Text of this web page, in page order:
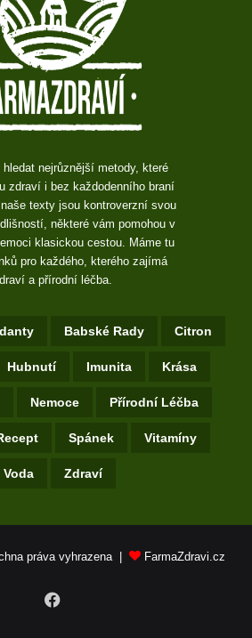
nejrůznější metody, které
zdraví i bez každodenního braní
texty jsou kontroverzní svou
některé vám pomohou v
klasickou cestou. Máme tu
pro každého, kterého zajímá
a přírodní léčba.
Babské Rady Citron
Hubnutí Imunita Krása
Nemoce Přírodní Léčba
Spánek Vitamíny
Voda Zdraví
práva vyhrazena | FarmaZdravi.cz